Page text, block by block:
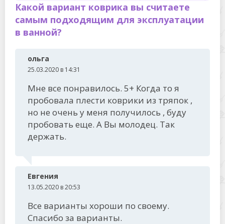
Какой вариант коврика вы считаете
самым подходящим для эксплуатации
в ванной?
ольга
25.03.2020 в 14:31
Мне все понравилось. 5+ Когда то я
пробовала плести коврики из тряпок ,
но не очень у меня получилось , буду
пробовать еще. А Вы молодец. Так
держать.
Евгения
13.05.2020 в 20:53
Все варианты хороши по своему.
Спасибо за варианты.